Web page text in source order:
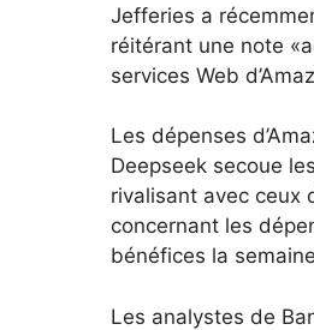
Jefferies a
réitérant une note
services Web
Les dépenses
Deepseek secoue
rivalisant avec ceux
concernant les
bénéfices la
Les analystes de